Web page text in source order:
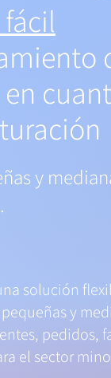
y
solución
y
pedidos,
el sector